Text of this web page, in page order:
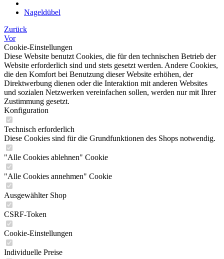
Nageldübel
Zurück
Vor
Cookie-Einstellungen
Diese Website benutzt Cookies, die für den technischen Betrieb der
Website erforderlich sind und stets gesetzt werden. Andere Cookies,
die den Komfort bei Benutzung dieser Website erhöhen, der
Direktwerbung dienen oder die Interaktion mit anderen Websites
und sozialen Netzwerken vereinfachen sollen, werden nur mit Ihrer
Zustimmung gesetzt.
Konfiguration
Technisch erforderlich
Diese Cookies sind für die Grundfunktionen des Shops notwendig.
"Alle Cookies ablehnen" Cookie
"Alle Cookies annehmen" Cookie
Ausgewählter Shop
CSRF-Token
Cookie-Einstellungen
Individuelle Preise